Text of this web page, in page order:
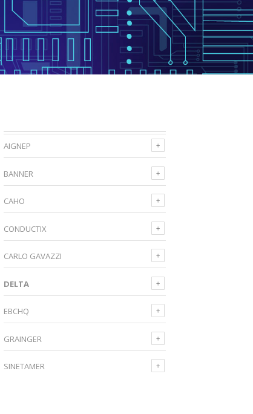
AIGNEP
BANNER
CAHO
CONDUCTIX
CARLO GAVAZZI
DELTA
EBCHQ
GRAINGER
SINETAMER